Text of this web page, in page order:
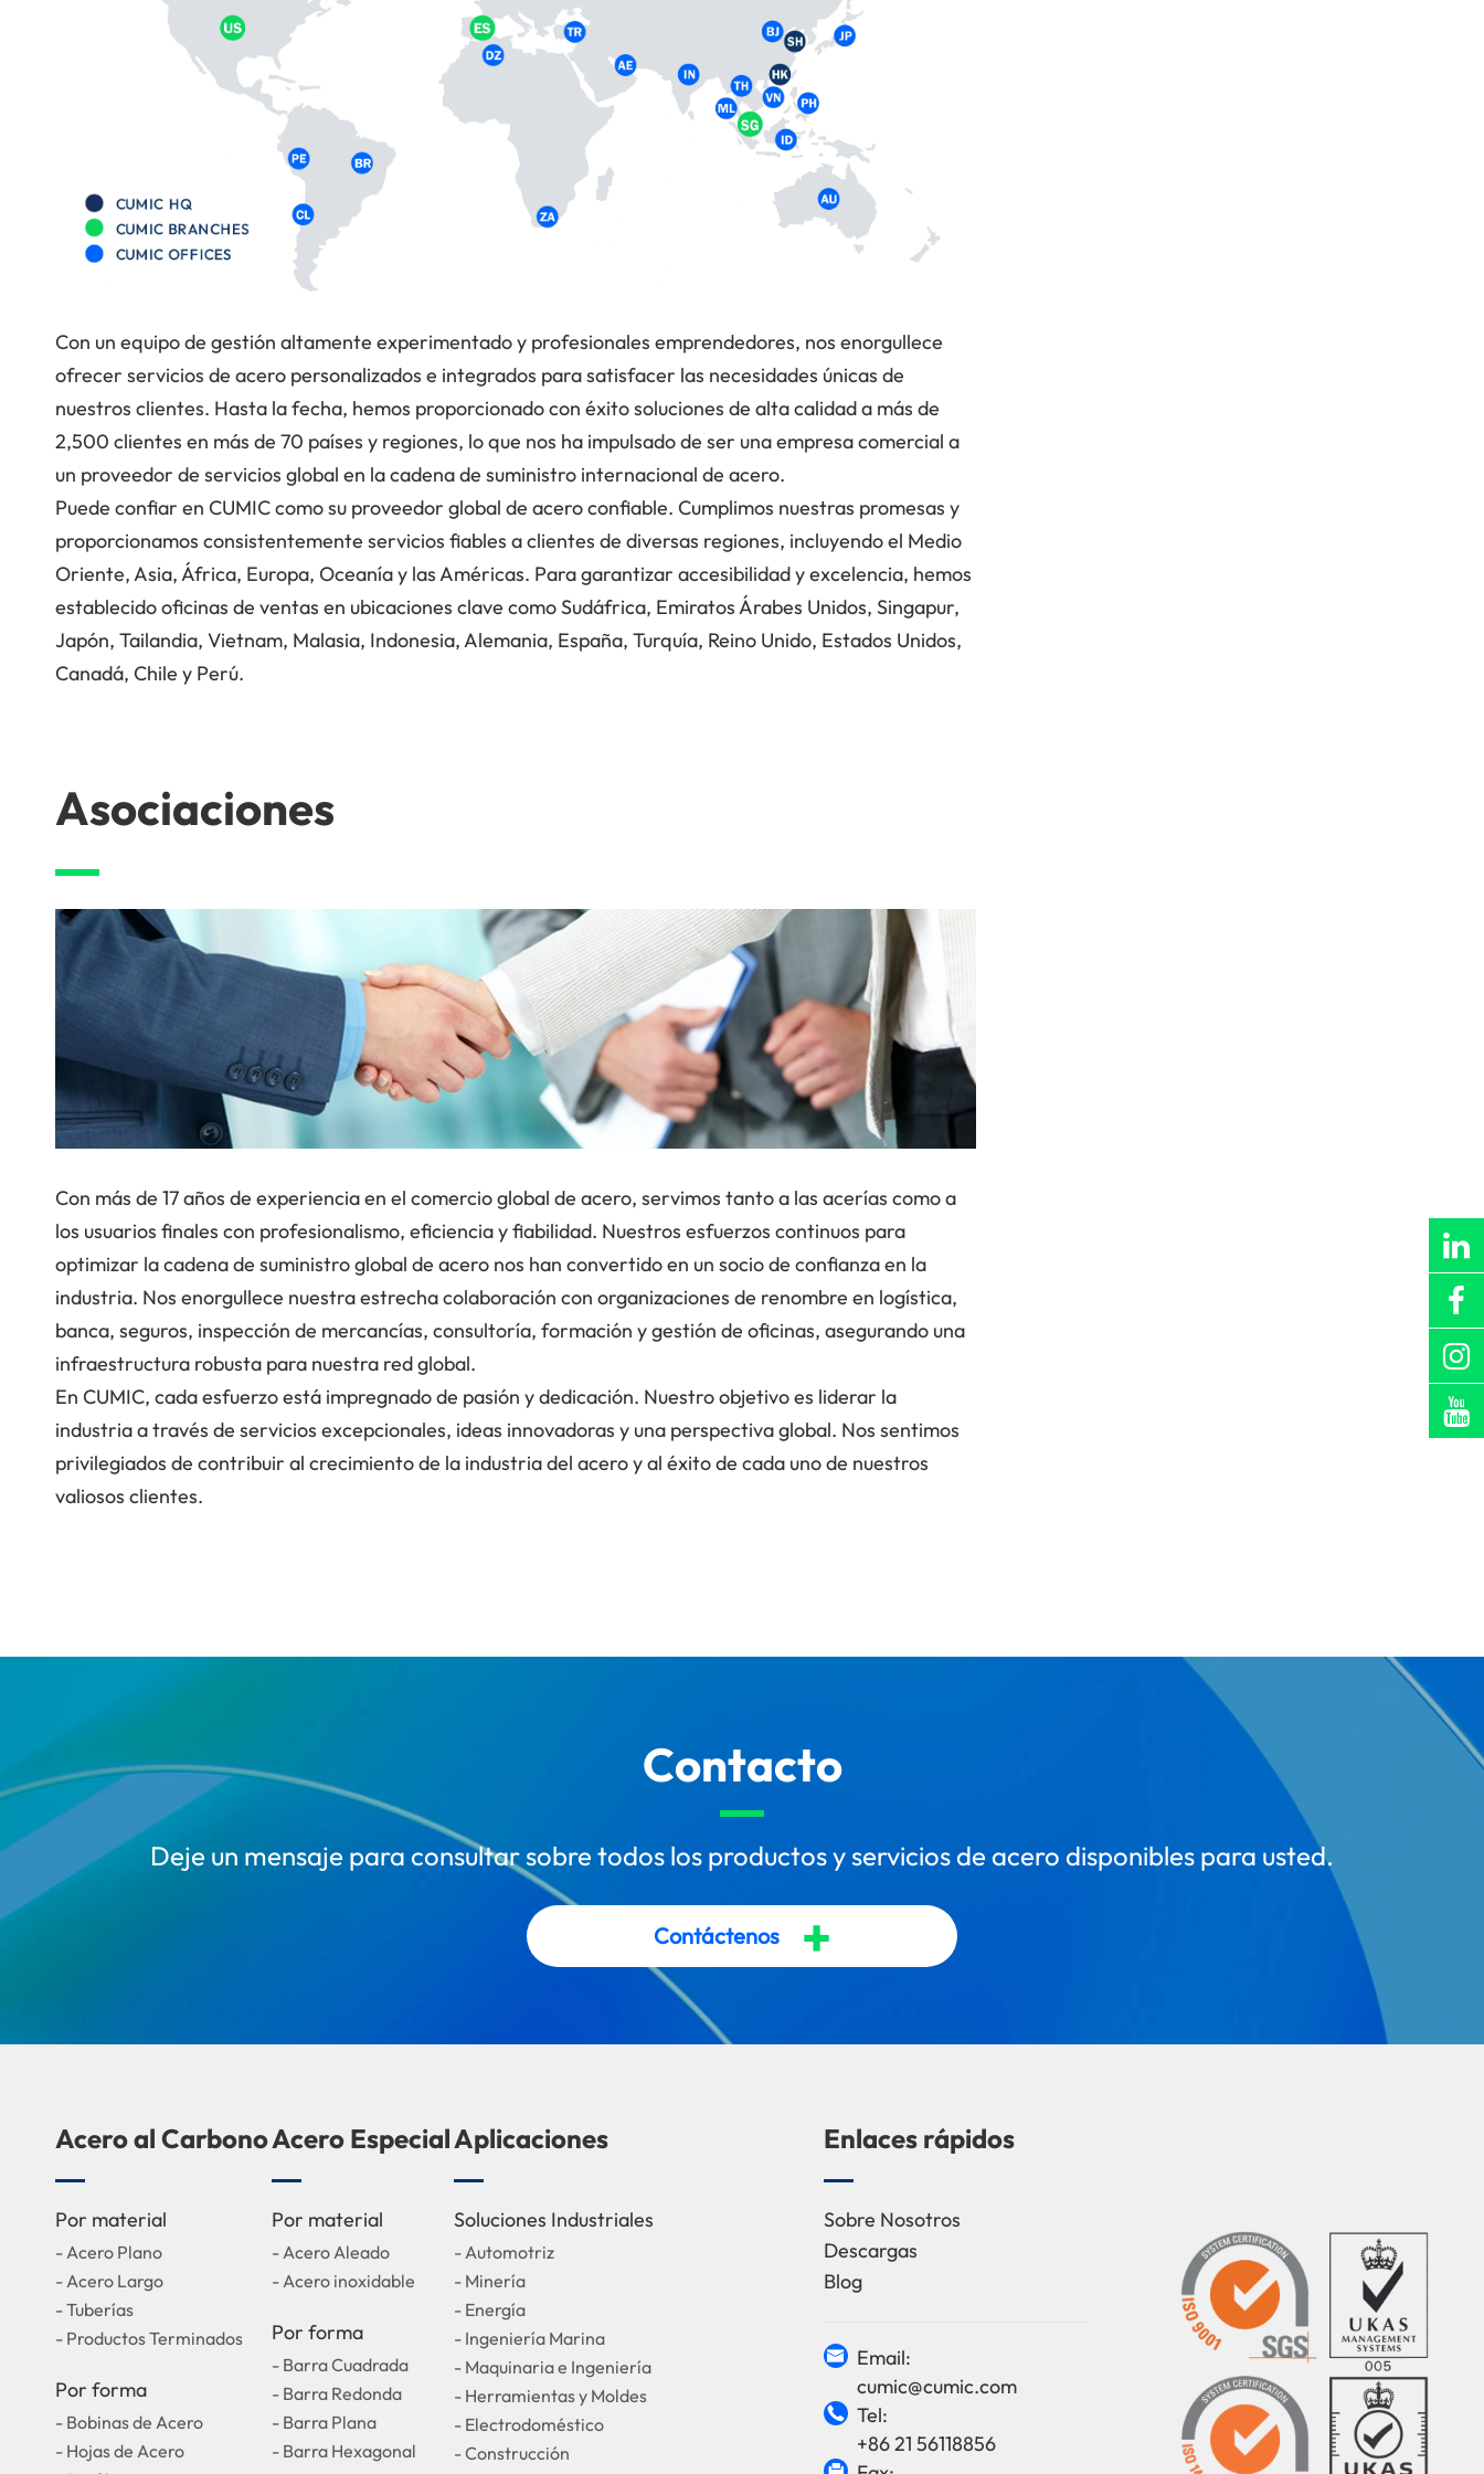
Con un equipo de gestión altamente experimentado y profesionales emprendedores, nos enorgullece
ofrecer servicios de acero personalizados e integrados para satisfacer las necesidades únicas de
nuestros clientes. Hasta la fecha, hemos proporcionado con éxito soluciones de alta calidad a más de
2,500 clientes en más de 70 países y regiones, lo que nos ha impulsado de ser una empresa comercial a
un proveedor de servicios global en la cadena de suministro internacional de acero.
Puede confiar en CUMIC como su proveedor global de acero confiable. Cumplimos nuestras promesas y
proporcionamos consistentemente servicios fiables a clientes de diversas regiones, incluyendo el Medio
Oriente, Asia, África, Europa, Oceanía y las Américas. Para garantizar accesibilidad y excelencia, hemos
establecido oficinas de ventas en ubicaciones clave como Sudáfrica, Emiratos Árabes Unidos, Singapur,
Japón, Tailandia, Vietnam, Malasia, Indonesia, Alemania, España, Turquía, Reino Unido, Estados Unidos,
Canadá, Chile y Perú.
Asociaciones
Con más de 17 años de experiencia en el comercio global de acero, servimos tanto a las acerías como a
los usuarios finales con profesionalismo, eficiencia y fiabilidad. Nuestros esfuerzos continuos para
optimizar la cadena de suministro global de acero nos han convertido en un socio de confianza en la
industria. Nos enorgullece nuestra estrecha colaboración con organizaciones de renombre en logística,
banca, seguros, inspección de mercancías, consultoría, formación y gestión de oficinas, asegurando una
infraestructura robusta para nuestra red global.
En CUMIC, cada esfuerzo está impregnado de pasión y dedicación. Nuestro objetivo es liderar la
industria a través de servicios excepcionales, ideas innovadoras y una perspectiva global. Nos sentimos
privilegiados de contribuir al crecimiento de la industria del acero y al éxito de cada uno de nuestros
valiosos clientes.
Contacto
Deje un mensaje para consultar sobre todos los productos y servicios de acero disponibles para usted.
Contáctenos +
Acero al Carbono
Por material
- Acero Plano
- Acero Largo
- Tuberías
- Productos Terminados
Por forma
- Bobinas de Acero
- Hojas de Acero
Acero Especial
Por material
- Acero Aleado
- Acero inoxidable
Por forma
- Barra Cuadrada
- Barra Redonda
- Barra Plana
- Barra Hexagonal
Aplicaciones
Soluciones Industriales
- Automotriz
- Minería
- Energía
- Ingeniería Marina
- Maquinaria e Ingeniería
- Herramientas y Moldes
- Electrodoméstico
- Construcción
Enlaces rápidos
Sobre Nosotros
Descargas
Blog

Email:
cumic@cumic.com

Tel:
+86 21 56118856